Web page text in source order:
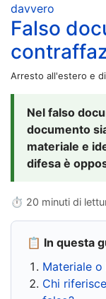
davvero
Falso
Arresto all'estero e
Nel falso
documento
materiale e
difesa è
⏱ 20 minuti di
📋 In questa
Materiale
Chi